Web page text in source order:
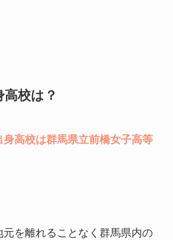
高校は？
身高校は群馬県立前橋女子高等
元を離れることなく群馬県内の